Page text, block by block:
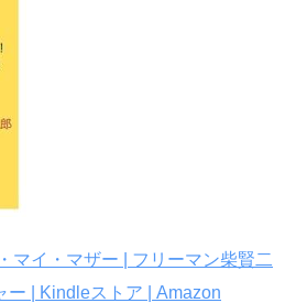
マイ・マザー | フリーマン柴賢二
ー | Kindleストア | Amazon